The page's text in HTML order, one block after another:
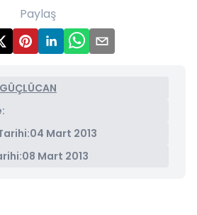
Paylaş
04 Mart 2013
08 Mart 2013